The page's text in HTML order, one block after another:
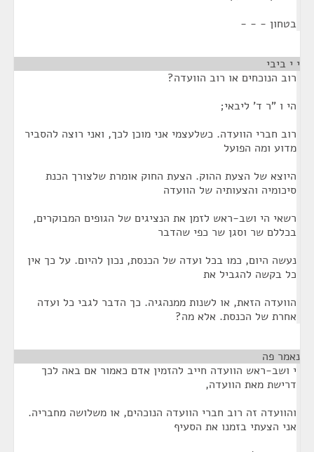
בטחון - - -
י י ביבי
רוב הנוכחים או רוב הוועדה?
הי ו "ר ד' ליבאי;
רוב חברי הוועדה. כשלעצמי אני מוכן לכך, ואני רוצה להסביר
מדוע ומה הפועל
היוצא של הצעת ההוק. הצעת החוק אומרת שלצורך הכנת
סיכומיה והצעותיה של הוועדה
רשאי הי ושב-ראש לזמן את הנציגים של הגופים המבוקרים,
בכללם שר וסגן שר כפי שהדבר
נעשה היום, כמו בכל ועדה של הכנסת, נכון להיום. על כך אין
כל בקשה להגביל את
הוועדה הזאת, או לשנות ממנהגיה. כך הדבר לגבי כל ועדה
אחרת של הכנסת. אלא מה?
נאמר פה
י ושב-ראש הוועדה חייב להזמין אדם כאמור אם באה לכך
דרישת מאת הוועדה,
והוועדה זה רוב חברי הוועדה הנוכהים, או משלושה מחבריה.
אני הצעתי בזמנו את הסעיף